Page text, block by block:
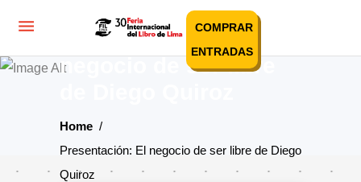
COMPRAR
ENTRADAS
Presentación: El
negocio de ser libre
Home /
Presentación: El negocio de ser libre de Diego
Quiroz